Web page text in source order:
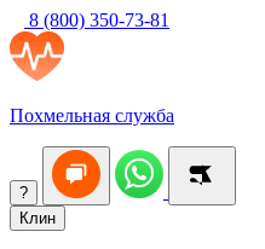
8 (800) 350-73-81
Похмельная служба
?
Клин